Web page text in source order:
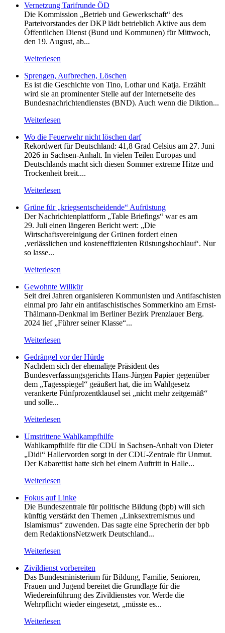
Vernetzung Tarifrunde ÖD
Die Kommission „Betrieb und Gewerkschaft“ des
Parteivorstandes der DKP lädt betrieblich Aktive aus dem
Öffentlichen Dienst (Bund und Kommunen) für Mittwoch,
den 19. August, ab...
Weiterlesen
Sprengen, Aufbrechen, Löschen
Es ist die Geschichte von Tino, Lothar und Katja. Erzählt
wird sie an prominenter Stelle auf der Internetseite des
Bundesnachrichtendienstes (BND). Auch wenn die Diktion...
Weiterlesen
Wo die Feuerwehr nicht löschen darf
Rekordwert für Deutschland: 41,8 Grad Celsius am 27. Juni
2026 in Sachsen-Anhalt. In vielen Teilen Europas und
Deutschlands macht sich diesen Sommer extreme Hitze und
Trockenheit breit....
Weiterlesen
Grüne für „kriegsentscheidende“ Aufrüstung
Der Nachrichtenplattform „Table Briefings“ war es am
29. Juli einen längeren Bericht wert: „Die
Wirtschaftsvereinigung der Grünen fordert einen
‚verlässlichen und kosteneffizienten Rüstungshochlauf‘. Nur
so lasse...
Weiterlesen
Gewohnte Willkür
Seit drei Jahren organisieren Kommunisten und Antifaschisten
einmal pro Jahr ein antifaschistisches Sommerkino am Ernst-
Thälmann-Denkmal im Berliner Bezirk Prenzlauer Berg.
2024 lief „Führer seiner Klasse“...
Weiterlesen
Gedrängel vor der Hürde
Nachdem sich der ehemalige Präsident des
Bundesverfassungsgerichts Hans-Jürgen Papier gegenüber
dem „Tagesspiegel“ geäußert hat, die im Wahlgesetz
verankerte Fünfprozentklausel sei „nicht mehr zeitgemäß“
und solle...
Weiterlesen
Umstrittene Wahlkampfhilfe
Wahlkampfhilfe für die CDU in Sachsen-Anhalt von Dieter
„Didi“ Hallervorden sorgt in der CDU-Zentrale für Unmut.
Der Kabarettist hatte sich bei einem Auftritt in Halle...
Weiterlesen
Fokus auf Linke
Die Bundeszentrale für politische Bildung (bpb) will sich
künftig verstärkt den Themen „Linksextremismus und
Islamismus“ zuwenden. Das sagte eine Sprecherin der bpb
dem RedaktionsNetzwerk Deutschland...
Weiterlesen
Zivildienst vorbereiten
Das Bundesministerium für Bildung, Familie, Senioren,
Frauen und Jugend bereitet die Grundlage für die
Wiedereinführung des Zivildienstes vor. Werde die
Wehrpflicht wieder eingesetzt, „müsste es...
Weiterlesen